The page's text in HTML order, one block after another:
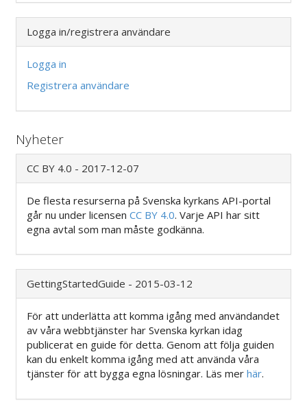
Logga in/registrera användare
Logga in
Registrera användare
Nyheter
CC BY 4.0 - 2017-12-07
De flesta resurserna på Svenska kyrkans API-portal
går nu under licensen CC BY 4.0. Varje API har sitt
egna avtal som man måste godkänna.
GettingStartedGuide - 2015-03-12
För att underlätta att komma igång med användandet
av våra webbtjänster har Svenska kyrkan idag
publicerat en guide för detta. Genom att följa guiden
kan du enkelt komma igång med att använda våra
tjänster för att bygga egna lösningar. Läs mer här.